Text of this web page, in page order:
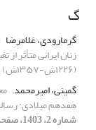
گ
گرمارودی، غلامرضا
زنان ایرانی متأثر
(۱۲۲۶ش-۱۳۵۷ش)
گمینی، امیرمحمد
هفدهم میلادی:
شماره 2، 1403، صفحه 183-186]